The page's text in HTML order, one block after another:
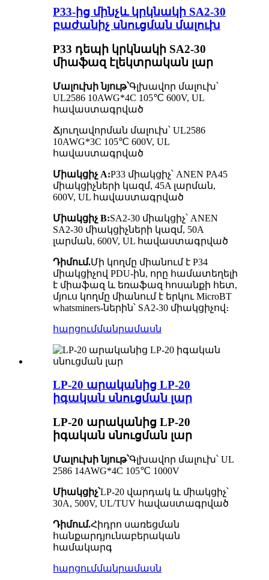
P33-ից մինչև կրկնակի SA2-30
բաժանիչ սնուցման մալուխ
P33 դեպի կրկնակի SA2-30
միաֆազ էլեկտրական լար
Մալուխի նյութ՝Գլխավոր մալուխ՝
UL2586 10AWG*4C 105℃ 600V, UL
հավաստագրված
Ճյուղավորման մալուխ՝ UL2586
10AWG*3C 105℃ 600V, UL
հավաստագրված
Միակցիչ A:P33 միակցիչ՝ ANEN PA45
միակցիչների կազմ, 45A լարման,
600V, UL հավաստագրված
Միակցիչ B:SA2-30 միակցիչ՝ ANEN
SA2-30 միակցիչների կազմ, 50A
լարման, 600V, UL հավաստագրված
Դիմում.Մի կողմը միանում է P34
միակցիչով PDU-ին, որը համատեղելի
է միաֆազ և եռաֆազ հոսանքի հետ,
մյուս կողմը միանում է երկու MicroBT
whatsminers-ներին՝ SA2-30 միակցիչով։
հարցումմանրամասն
LP-20 արականից LP-20
իգական սնուցման լար
LP-20 արականից LP-20
իգական սնուցման լար
Մալուխի նյութ՝Գլխավոր մալուխ՝ UL
2586 14AWG*4C 105℃ 1000V
Միակցիչ՝LP-20 վարդակ և միակցիչ՝
30A, 500V, UL/TUV հավաստագրված
Դիմում.Հիդրո սառեցման
հանքարդյունաբերական
համակարգ
հարցումմանրամասն